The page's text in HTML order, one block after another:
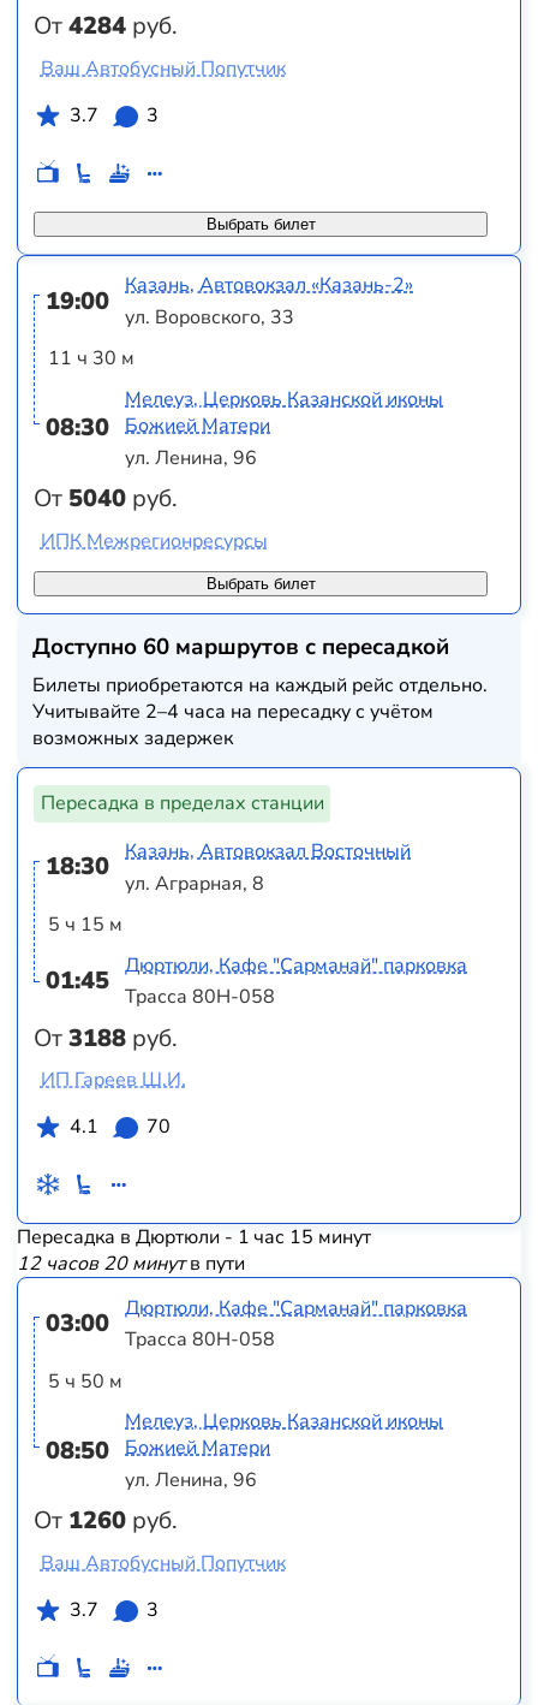
От4284 руб.
Выбрать билет
Ваш Автобусный Попутчик
3.7
3
19:00
11 ч 30 м
08:30
От 5040 руб.
Казань, Автовокзал «‎Казань-2»
ул. Воровского, 33
Мелеуз, Церковь Казанской иконы
Божией Матери
ул. Ленина, 96
Выбрать билет
ИПК Межрегионресурсы
Доступно 60 маршрутов с пересадкой
Билеты приобретаются на каждый рейс отдельно.
Учитывайте 2–4 часа на пересадку с учётом
возможных задержек
Пересадка в пределах станции
18:30
5 ч 15 м
01:45
От3188 руб.
Казань, Автовокзал Восточный
ул. Аграрная, 8
Дюртюли, Кафе "Сарманай" парковка
Трасса 80Н-058
ИП Гареев Ш.И.
4.1
70
Пересадка в Дюртюли - 1 час 15 минут
12 часов 20 минутв пути
03:00
5 ч 50 м
08:50
От 1260 руб.
Дюртюли, Кафе "Сарманай" парковка
Трасса 80Н-058
Мелеуз, Церковь Казанской иконы
Божией Матери
ул. Ленина, 96
Ваш Автобусный Попутчик
3.7
3